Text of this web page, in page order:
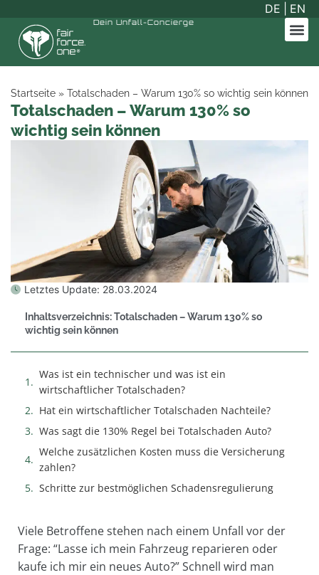
DE EN
Dein Unfall-Concierge
Startseite » Totalschaden – Warum 130% so wichtig sein können
Totalschaden – Warum 130% so
wichtig sein können
Letztes Update: 28.03.2024
Inhaltsverzeichnis: Totalschaden – Warum 130% so
wichtig sein können
Was ist ein technischer und was ist ein
wirtschaftlicher Totalschaden?
Hat ein wirtschaftlicher Totalschaden Nachteile?
Was sagt die 130% Regel bei Totalschaden Auto?
Welche zusätzlichen Kosten muss die Versicherung
zahlen?
Schritte zur bestmöglichen Schadensregulierung
Viele Betroffene stehen nach einem Unfall vor der
Frage: “Lasse ich mein Fahrzeug reparieren oder
kaufe ich mir ein neues Auto?” Schnell wird man